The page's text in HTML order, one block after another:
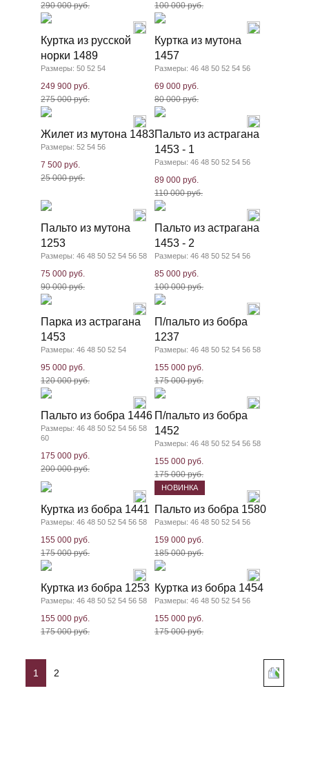
290 000 руб.
100 000 руб.
Куртка из русской
норки 1489
Размеры: 50 52 54
249 900 руб.
275 000 руб.
Куртка из мутона
1457
Размеры: 46 48 50 52 54 56
69 000 руб.
80 000 руб.
Жилет из мутона 1483
Размеры: 52 54 56
7 500 руб.
25 000 руб.
Пальто из астрагана
1453 - 1
Размеры: 46 48 50 52 54 56
89 000 руб.
110 000 руб.
Пальто из мутона
1253
Размеры: 46 48 50 52 54 56 58
75 000 руб.
90 000 руб.
Пальто из астрагана
1453 - 2
Размеры: 46 48 50 52 54 56
85 000 руб.
100 000 руб.
Парка из астрагана
1453
Размеры: 46 48 50 52 54
95 000 руб.
120 000 руб.
П/пальто из бобра
1237
Размеры: 46 48 50 52 54 56 58
155 000 руб.
175 000 руб.
Пальто из бобра 1446
Размеры: 46 48 50 52 54 56 58
60
175 000 руб.
200 000 руб.
П/пальто из бобра
1452
Размеры: 46 48 50 52 54 56 58
155 000 руб.
175 000 руб.
Куртка из бобра 1441
Размеры: 46 48 50 52 54 56 58
155 000 руб.
175 000 руб.
НОВИНКА
Пальто из бобра 1580
Размеры: 46 48 50 52 54 56
159 000 руб.
185 000 руб.
Куртка из бобра 1253
Размеры: 46 48 50 52 54 56 58
155 000 руб.
175 000 руб.
Куртка из бобра 1454
Размеры: 46 48 50 52 54 56
155 000 руб.
175 000 руб.
1 2